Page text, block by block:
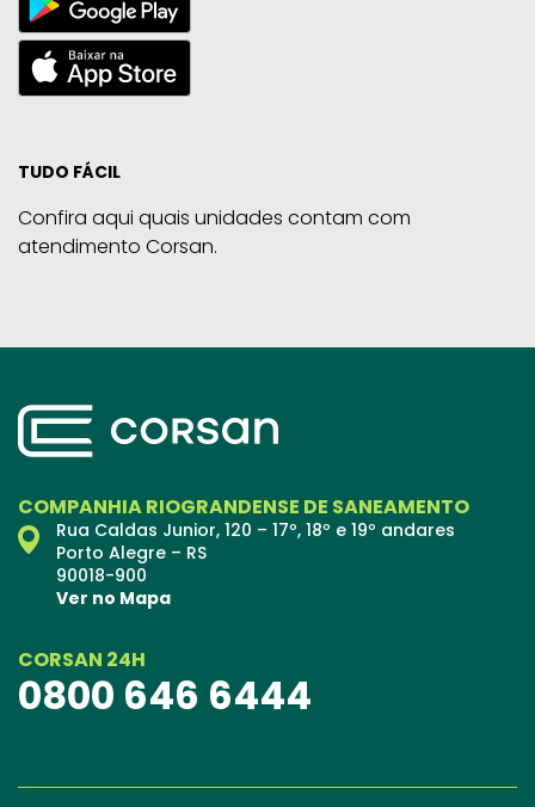
TUDO FÁCIL
Confira aqui quais unidades contam com
atendimento Corsan.
COMPANHIA RIOGRANDENSE DE SANEAMENTO
Rua Caldas Junior, 120 – 17º, 18º e 19º andares
Porto Alegre – RS
90018-900
Ver no Mapa
CORSAN 24H
0800 646 6444